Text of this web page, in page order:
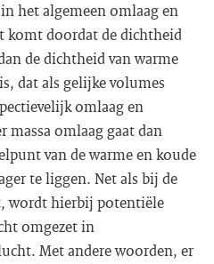
het algemeen omlaag en
komt doordat de dichtheid
de dichtheid van warme
dat als gelijke volumes
omlaag en
massa omlaag gaat dan
van de warme en koude
te liggen. Net als bij de
wordt hierbij potentiële
omgezet in
Met andere woorden, er